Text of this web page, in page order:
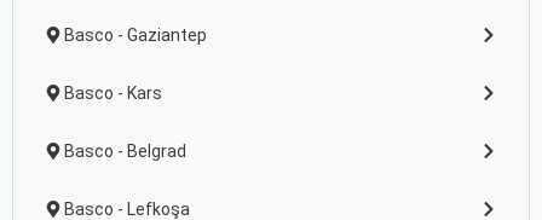
Basco - Gaziantep
Basco - Kars
Basco - Belgrad
Basco - Lefkoşa